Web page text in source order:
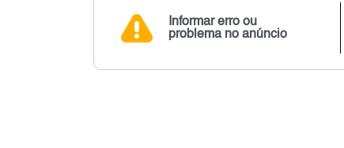
Informar erro ou
problema no anúncio